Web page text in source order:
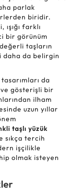
parlak
biridir.
ışığı farklı
bir görünüm
taşların
daha da belirgin
tasarımları da
ve gösterişli bir
ilham
uzun yıllar
taşlı yüzük
sıkça tercih
işçilikle
olmak isteyen